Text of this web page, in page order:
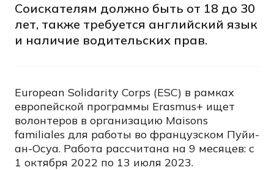
Соискателям должно быть от 18 до 30
лет, также требуется английский язык
и наличие водительских прав.
European Solidarity Corps (ESC) в рамках
европейской программы Erasmus+ ищет
волонтеров в организацию Maisons
familiales для работы во французском Пуйи-
ан-Осуа. Работа рассчитана на 9 месяцев: с
1 октября 2022 по 13 июля 2023.